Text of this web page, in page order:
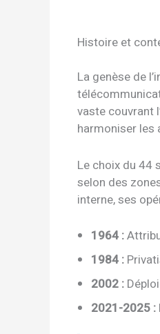
Histoire et
La genèse de
vaste couvrant
harmoniser les
Le choix du 44
selon des
interne, ses
1964 :
1984 :
2002 :
2021-2025 :